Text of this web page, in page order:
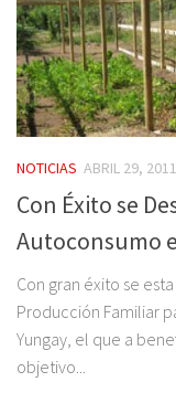
NOTICIAS ABRIL 29, 2011
Con Éxito se
Autoconsumo
Con gran éxito se
Producción Familiar
Yungay, el que a
objetivo...